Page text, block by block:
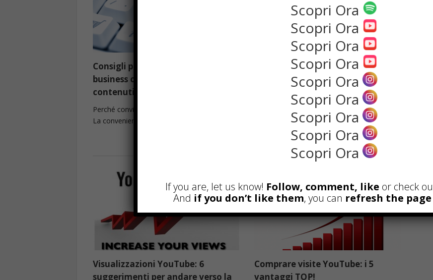
Consigli per intraprendere un
business on-line efficiente e a costi
contenuti
Perché conviene creare un negozio online?
La convenienza dell’e-commerce, ...
Come attuare una buona
strategia di social marketing
Che siate un’azienda o un professionista
prendere delle decisioni ...
Read more
Visualizzazioni YouTube: 6
suggerimenti per andare verso la
Comprare visite YouTube: i 5
vantaggi TOP!
Scopri Ora
Scopri Ora
Scopri Ora
Scopri Ora
Scopri Ora
Scopri Ora
Scopri Ora
Scopri Ora
Scopri Ora
If you are, let us know! Follow, comment, like or check
And if you don’t like them, you can refresh the page